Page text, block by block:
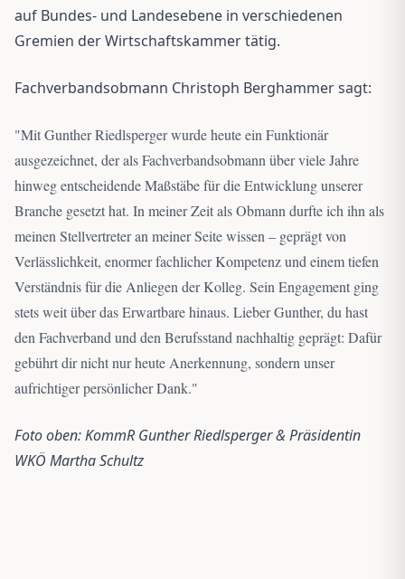
auf Bundes- und Landesebene in verschiedenen
Gremien der Wirtschaftskammer tätig.
Fachverbandsobmann Christoph Berghammer sagt:
"Mit Gunther Riedlsperger wurde heute ein Funktionär
ausgezeichnet, der als Fachverbandsobmann über viele Jahre
hinweg entscheidende Maßstäbe für die Entwicklung unserer
Branche gesetzt hat. In meiner Zeit als Obmann durfte ich ihn als
meinen Stellvertreter an meiner Seite wissen – geprägt von
Verlässlichkeit, enormer fachlicher Kompetenz und einem tiefen
Verständnis für die Anliegen der Kolleg. Sein Engagement ging
stets weit über das Erwartbare hinaus. Lieber Gunther, du hast
den Fachverband und den Berufsstand nachhaltig geprägt: Dafür
gebührt dir nicht nur heute Anerkennung, sondern unser
aufrichtiger persönlicher Dank."
Foto oben: KommR Gunther Riedlsperger & Präsidentin
WKÖ Martha Schultz